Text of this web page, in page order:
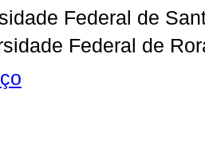
Federal de
Federal de